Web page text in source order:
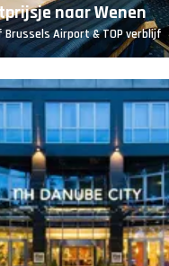
naar Wenen
Brussels Airport & TOP verblijf